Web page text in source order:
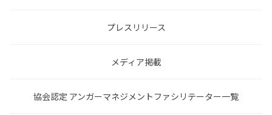
プレスリリース
メディア掲載
協会認定 アンガーマネジメントファシリテーター一覧